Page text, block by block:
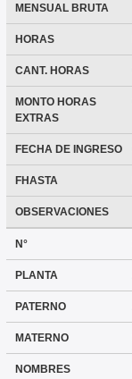
MENSUAL BRUTA
HORAS
CANT. HORAS
MONTO HORAS
EXTRAS
FECHA DE INGRESO
FHASTA
OBSERVACIONES
N°
PLANTA
PATERNO
MATERNO
NOMBRES